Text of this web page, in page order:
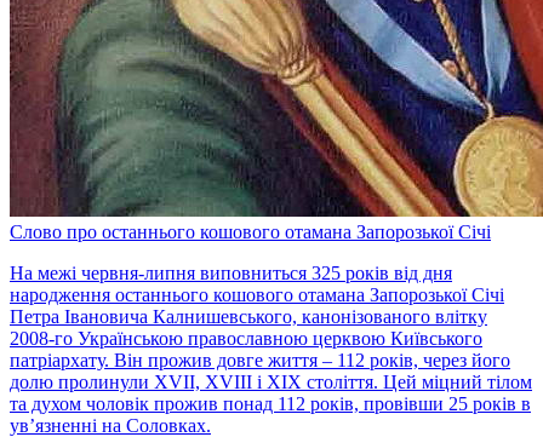
Слово про останнього кошового отамана Запорозької Січі
На межі червня-липня виповниться 325 років від дня
народження останнього кошового отамана Запорозької Січі
Петра Івановича Калнишевського, канонізованого влітку
2008-го Українською православною церквою Київського
патріархату. Він прожив довге життя – 112 років, через його
долю пролинули XVII, XVIII і XIX століття. Цей міцний тілом
та духом чоловік прожив понад 112 років, провівши 25 років в
ув’язненні на Соловках.